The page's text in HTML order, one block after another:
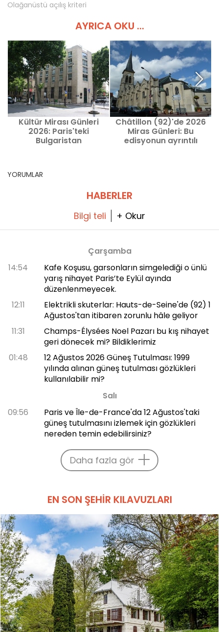
Olağanüstü açılış kriteri
AYRICA OKU ...
Kültür Mirası Günleri
2026: Paris'teki
Bulgaristan
Châtillon (92)'de 2026
Miras Günleri: Bu
edisyonun ayrıntılı
YORUMLAR
HABERLER
Bilgi teli + Okur
Çarşamba
14:54
Kafe Koşusu, garsonların simgelediği o ünlü
yarış nihayet Paris’te Eylül ayında
düzenlenmeyecek.
12:11
Elektrikli skuterlar: Hauts-de-Seine'de (92) 1
Ağustos'tan itibaren zorunlu hâle geliyor
11:31
Champs-Élysées Noel Pazarı bu kış nihayet
geri dönecek mi? Bildiklerimiz
01:48
12 Ağustos 2026 Güneş Tutulması: 1999
yılında alınan güneş tutulması gözlükleri
kullanılabilir mi?
Salı
09:56
Paris ve Île-de-France'da 12 Ağustos'taki
güneş tutulmasını izlemek için gözlükleri
nereden temin edebilirsiniz?
Daha fazla gör
EN SON ŞEHIR KILAVUZLARI